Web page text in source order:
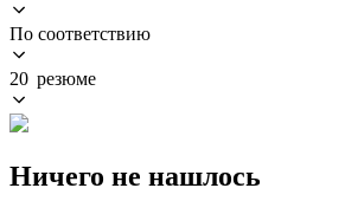
По соответствию
20 резюме
Ничего не нашлось